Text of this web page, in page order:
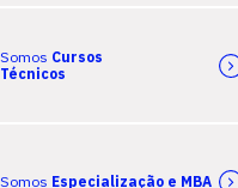
Somos Cursos
Técnicos
Somos Especialização e MBA